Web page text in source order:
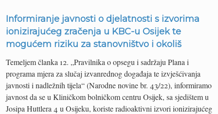
Informiranje javnosti o djelatnosti s izvorima
ionizirajućeg zračenja u KBC-u Osijek te
mogućem riziku za stanovništvo i okoliš
Temeljem članka 12. „Pravilnika o opsegu i sadržaju Plana i
programa mjera za slučaj izvanrednog događaja te izvješćivanja
javnosti i nadležnih tijela“ (Narodne novine br. 43/22), informiramo
javnost da se u Kliničkom bolničkom centru Osijek, sa sjedištem u
Josipa Huttlera 4 u Osijeku, koriste radioaktivni izvori ionizirajućeg